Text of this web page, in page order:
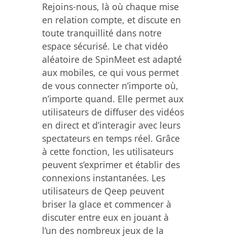
Rejoins-nous, là où chaque mise
en relation compte, et discute en
toute tranquillité dans notre
espace sécurisé. Le chat vidéo
aléatoire de SpinMeet est adapté
aux mobiles, ce qui vous permet
de vous connecter n’importe où,
n’importe quand. Elle permet aux
utilisateurs de diffuser des vidéos
en direct et d’interagir avec leurs
spectateurs en temps réel. Grâce
à cette fonction, les utilisateurs
peuvent s’exprimer et établir des
connexions instantanées. Les
utilisateurs de Qeep peuvent
briser la glace et commencer à
discuter entre eux en jouant à
l’un des nombreux jeux de la